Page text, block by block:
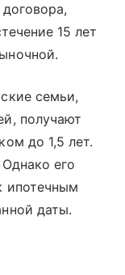
15 лет
семьи,
получают
до 1,5 лет.
его
ипотечным
даты.